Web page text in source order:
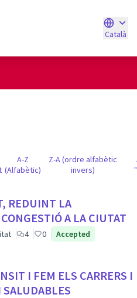
Català
Triar la
A-Z
(Alfabètic)
Z-A (ordre alfabètic
invers)
REDUINT LA
A LA CIUTAT
4 0 Accepted
I FEM ELS CARRERS I
SALUDABLES